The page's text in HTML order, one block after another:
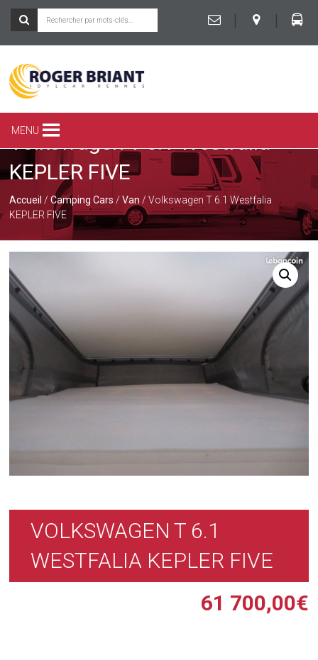
|
|
ROGER
BRIANT
SPÉCIALISTE
CAR
ET
DE
LA
RENNES
MENU
Volkswagen T 6.1 Westfalia
KEPLER FIVE
Accueil /Camping Cars /Van / Volkswagen T 6.1 Westfalia
KEPLER FIVE
VOLKSWAGEN T 6.1
WESTFALIA KEPLER FIVE
61 700,00€